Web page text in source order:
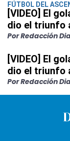
FÚTBOL DEL
[VIDEO] El
dio el triunfo
Por Redacción
[VIDEO] El
dio el triunfo
Por Redacción